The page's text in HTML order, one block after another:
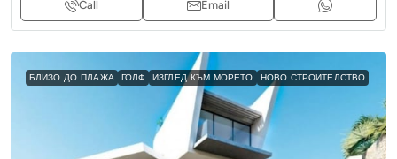
Call Email
БЛИЗО ДО ПЛАЖА ГОЛФ ИЗГЛЕД КЪМ МОРЕТО НОВО СТРОИТЕЛСТВО